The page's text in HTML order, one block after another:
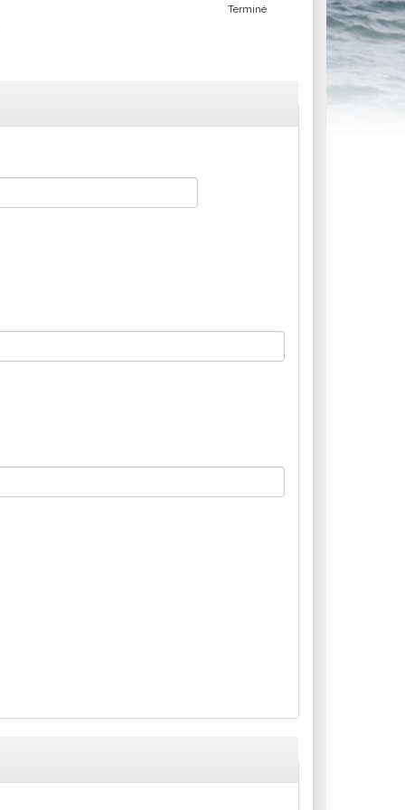
sportives
Terminé